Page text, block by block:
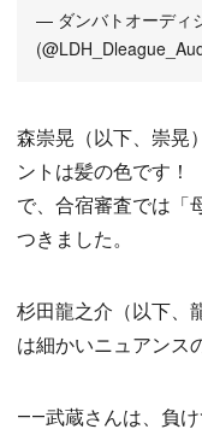
— ダンバトオーディ
森崇晃（以下、崇晃
ントは髪の色です
で、合宿審査では「
つきました。
杉田龍之介（以下、
は細かいニュアンス
――武蔵さんは、負